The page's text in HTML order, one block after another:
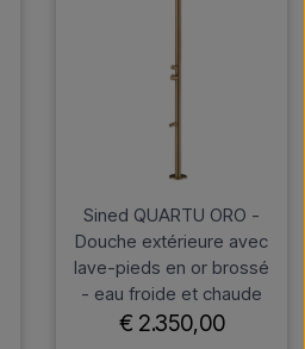
Sined QUARTU ORO -
Douche extérieure avec
lave-pieds en or brossé
- eau froide et chaude
€ 2.350,00